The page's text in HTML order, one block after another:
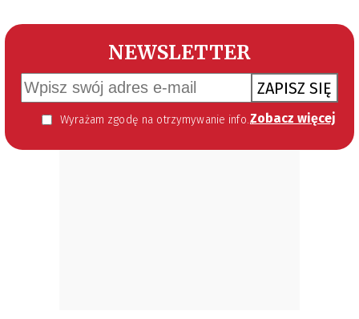
NEWSLETTER
ZAPISZ SIĘ
Wyrażam zgodę na otrzymywanie informacji handlowej kierowanej do mnie za pomocą środków komunikacji elektronicznej w szczególności poczty elektronicznej zgodnie z przepisem art. 10 ust 2 ustawy z dnia 18 lipca 2002 roku o świadczeniu usług drogą elektroniczną (Dz. U. 144 z 2002 r. poz. 1204). Zgoda jest dobrowolna, jednak jej wyrażenie jest konieczne, aby otrzymywać newsletter. Zobacz więcej